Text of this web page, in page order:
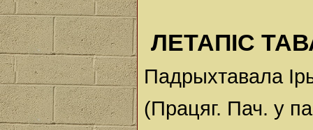
ЛЕТАПІС
Падрыхтавала
(Працяг. Пач. у